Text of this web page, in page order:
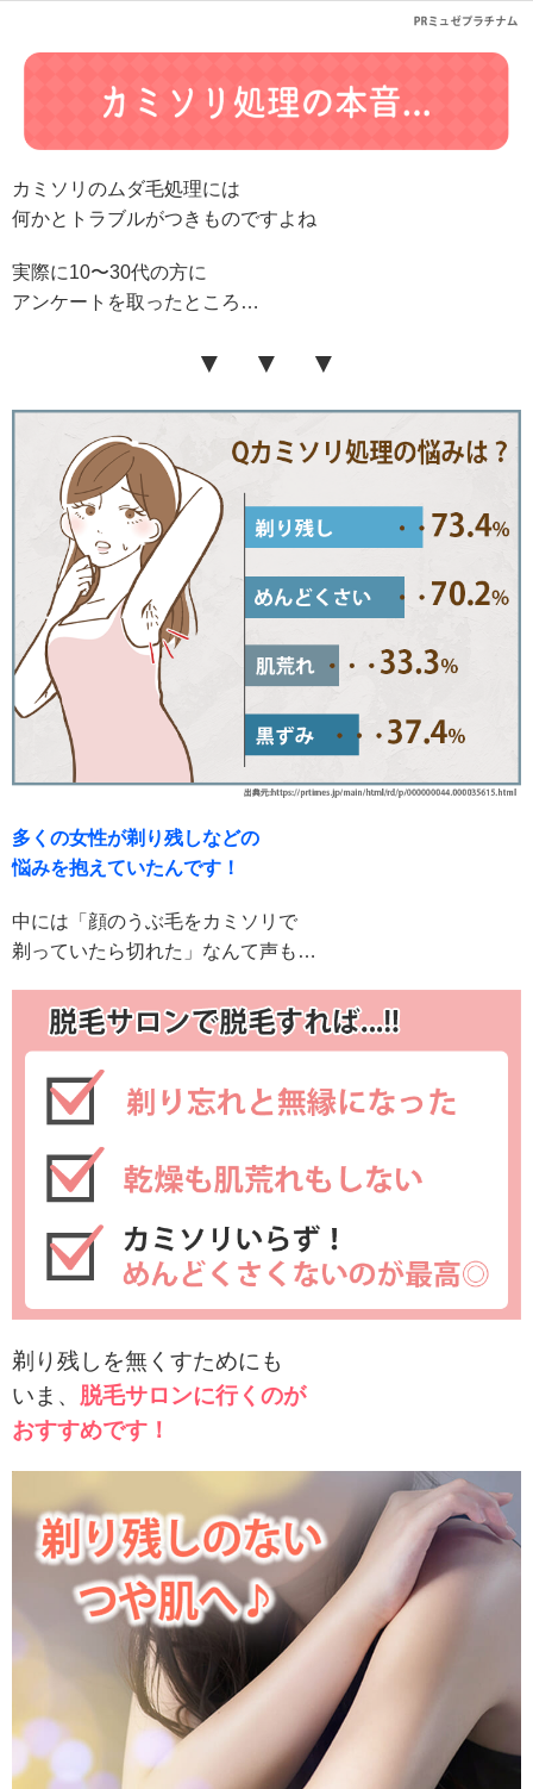
カミソリのムダ毛処理には
何かとトラブルがつきものですよね
実際に10〜30代の方に
アンケートを取ったところ…
▼ ▼ ▼
多くの女性が剃り残しなどの
悩みを抱えていたんです！
中には「顔のうぶ毛をカミソリで
剃っていたら切れた 」 なんて声も…
剃り残しを無くすためにも
いま、 脱毛サロンに行くのが
おすすめです！